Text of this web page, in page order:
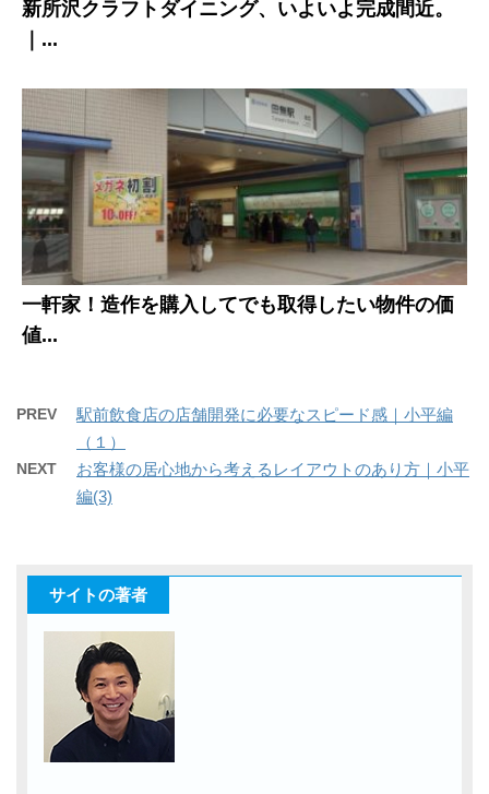
新所沢クラフトダイニング、いよいよ完成間近。
｜...
一軒家！造作を購入してでも取得したい物件の価
値...
PREV
駅前飲食店の店舗開発に必要なスピード感｜小平編
（１）
NEXT
お客様の居心地から考えるレイアウトのあり方｜小平
編(3)
サイトの著者